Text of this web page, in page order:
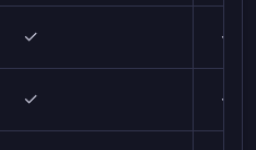
✓ ✓
✓ ✓